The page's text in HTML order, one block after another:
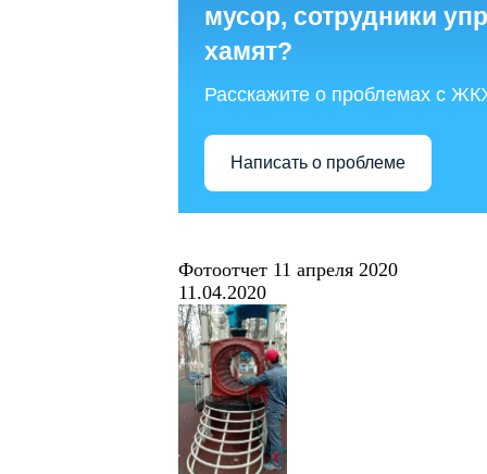
мусор, сотрудники
хамят?
Расскажите о проблемах с
Написать о проблеме
Фотоотчет 11 апреля 2020
11.04.2020